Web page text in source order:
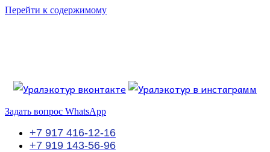
Перейти к содержимому
Знайте об этом.
Задать вопрос WhatsApp
+7 917 416-12-16
+7 919 143-56-96